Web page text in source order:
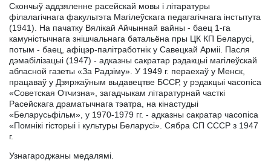
Скончыў аддзяленне расейскай мовы і літаратуры
філалагічнага факультэта Магілеўскага педагагічнага інстытута
(1941). На пачатку Вялікай Айчыннай вайны - баец 1-га
камуністычнага знішчальнага батальёна пры ЦК КП Беларусі,
потым - баец, афіцэр-палітработнік у Савецкай Арміі. Пасля
дэмабілізацыі (1947) - адказны сакратар рэдакцыі магілеўскай
абласной газеты «За Радзіму». У 1949 г. пераехаў у Менск,
працаваў у Дзяржаўным выдавецтве БССР, у рэдакцыі часопіса
«Советская Отчизна», загадчыкам літаратурнай часткі
Расейскага драматычнага тэатра, на кінастудыі
«Беларусьфільм», у 1970-1979 гг. - адказны сакратар часопіса
«Помнікі гісторыі і культуры Беларусі». Сябра СП СССР з 1947
г.
Узнагароджаны медалямі.